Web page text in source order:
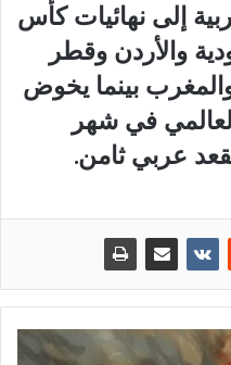
عربية إلى نهائيات كأس
السعودية والأردن وقطر
بينما يخوض
في شهر
عربي ثامن.